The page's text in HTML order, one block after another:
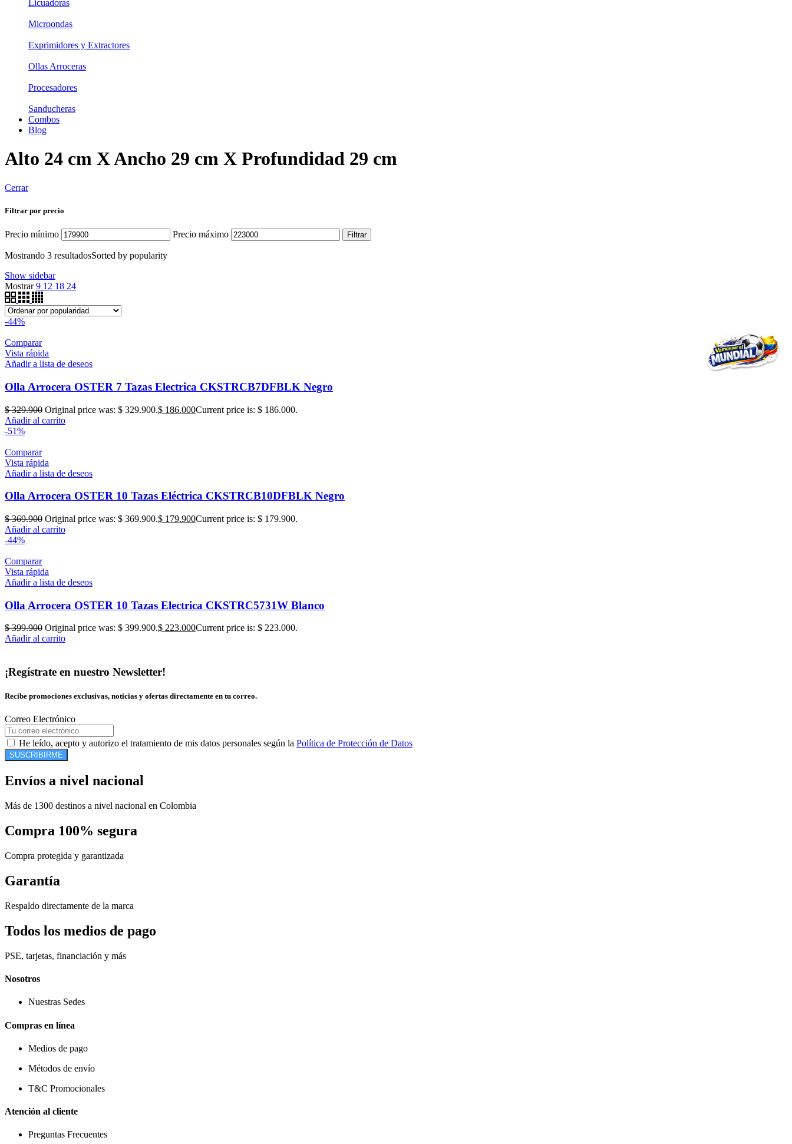
Licuadoras
Microondas
Exprimidores y Extractores
Ollas Arroceras
Procesadores
Sanducheras
Combos
Blog
Alto 24 cm X Ancho 29 cm X Profundidad 29 cm
Cerrar
Filtrar por precio
Precio mínimo Precio máximo Filtrar
Mostrando 3 resultadosSorted by popularity
Show sidebar
Mostrar9 12 18 24
-44%
Comparar
Vista rápida
Añadir a lista de deseos
Olla Arrocera OSTER 7 Tazas Electrica CKSTRCB7DFBLK Negro
$329.900 Original price was: $ 329.900.$ 186.000Current price is: $ 186.000.
Añadir al carrito
-51%
Comparar
Vista rápida
Añadir a lista de deseos
Olla Arrocera OSTER 10 Tazas Eléctrica CKSTRCB10DFBLK Negro
$369.900 Original price was: $ 369.900.$ 179.900Current price is: $ 179.900.
Añadir al carrito
-44%
Comparar
Vista rápida
Añadir a lista de deseos
Olla Arrocera OSTER 10 Tazas Electrica CKSTRC5731W Blanco
$399.900 Original price was: $ 399.900.$ 223.000Current price is: $ 223.000.
Añadir al carrito
¡Regístrate en nuestro Newsletter!
Recibe promociones exclusivas, noticias y ofertas directamente en tu correo.
Correo Electrónico
He leído, acepto y autorizo el tratamiento de mis datos personales según la Política de Protección de Datos
SUSCRIBIRME
Envíos a nivel nacional
Más de 1300 destinos a nivel nacional en Colombia
Compra 100% segura
Compra protegida y garantizada
Garantía
Respaldo directamente de la marca
Todos los medios de pago
PSE, tarjetas, financiación y más
Nosotros
Nuestras Sedes
Compras en línea
Medios de pago
Métodos de envío
T&C Promocionales
Atención al cliente
Preguntas Frecuentes